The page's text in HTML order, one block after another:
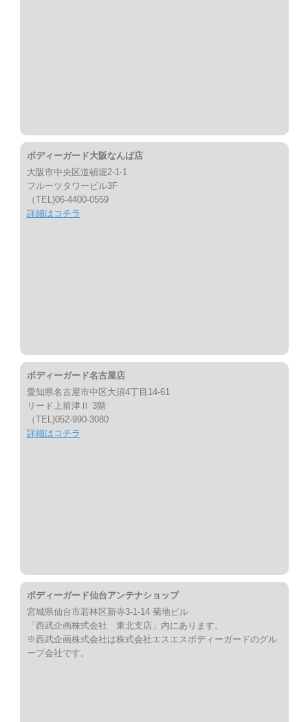
ボディーガード大阪なんば店
大阪市中央区道頓堀2-1-1
フルーツタワービル3F
（TEL)06-4400-0559
詳細はコチラ
ボディーガード名古屋店
愛知県名古屋市中区大須4丁目14-61
リード上前津Ⅱ 3階
（TEL)052-990-3080
詳細はコチラ
ボディーガード仙台アンテナショップ
宮城県仙台市若林区新寺3-1-14 菊地ビル
「西武企画株式会社 東北支店」内にあります。
※西武企画株式会社は株式会社エスエスボディーガードのグル
ープ会社です。